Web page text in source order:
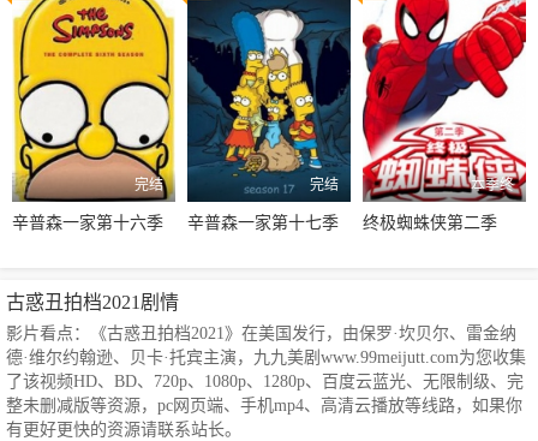
完结
辛普森一家第十六季
完结
辛普森一家第十七季
本季终
终极蜘蛛侠第二季
古惑丑拍档2021剧情
影片看点：《古惑丑拍档2021》在美国发行，由保罗·坎贝尔、雷金纳
德·维尔约翰逊、贝卡·托宾主演，九九美剧www.99meijutt.com为您收集
了该视频HD、BD、720p、1080p、1280p、百度云蓝光、无限制级、完
整未删减版等资源，pc网页端、手机mp4、高清云播放等线路，如果你
有更好更快的资源请联系站长。